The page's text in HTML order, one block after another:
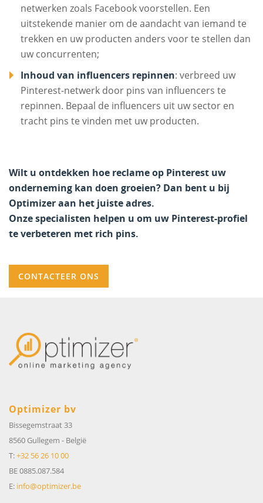
netwerken zoals Facebook voorstellen. Een
uitstekende manier om de aandacht van iemand te
trekken en uw producten anders voor te stellen dan
uw concurrenten;
Inhoud van influencers repinnen: verbreed uw
Pinterest-netwerk door pins van influencers te
repinnen. Bepaal de influencers uit uw sector en
tracht pins te vinden met uw producten.
Wilt u ontdekken hoe reclame op Pinterest uw
onderneming kan doen groeien? Dan bent u bij
Optimizer aan het juiste adres.
Onze specialisten helpen u om uw Pinterest-profiel
te verbeteren met rich pins.
CONTACTEER ONS
Optimizer bv
Bissegemstraat 33
8560 Gullegem - België
T:+32 56 26 10 00
BE 0885.087.584
E: info@optimizer.be